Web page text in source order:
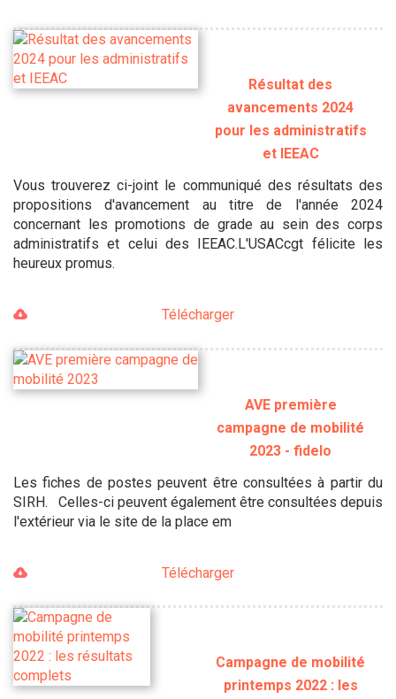
Résultat des
avancements 2024
pour les administratifs
et IEEAC
Vous trouverez ci-joint le communiqué des résultats des
propositions d'avancement au titre de l'année 2024
concernant les promotions de grade au sein des corps
administratifs et celui des IEEAC.L'USACcgt félicite les
heureux promus.
Télécharger
AVE première
campagne de mobilité
2023 - fidelo
Les fiches de postes peuvent être consultées à partir du
SIRH. Celles-ci peuvent également être consultées depuis
l'extérieur via le site de la place em
Télécharger
Campagne de mobilité
printemps 2022 : les